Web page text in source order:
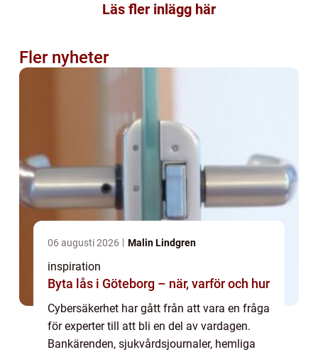
Läs fler inlägg här
Fler nyheter
06 augusti 2026 Malin Lindgren
inspiration
Byta lås i Göteborg – när, varför och hur
Cybersäkerhet har gått från att vara en fråga
för experter till att bli en del av vardagen.
Bankärenden, sjukvårdsjournaler, hemliga